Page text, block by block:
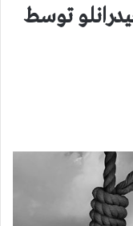
توسط